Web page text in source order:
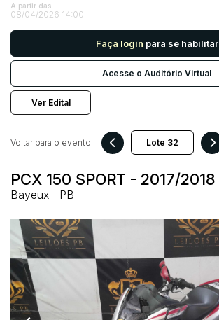
A partir das
08/04/2026 14:00
Faça login para se habilitar
Acesse o Auditório Virtual
Ver Edital
PCX 150 SPORT - 2017/2018
Bayeux - PB
Voltar para o evento